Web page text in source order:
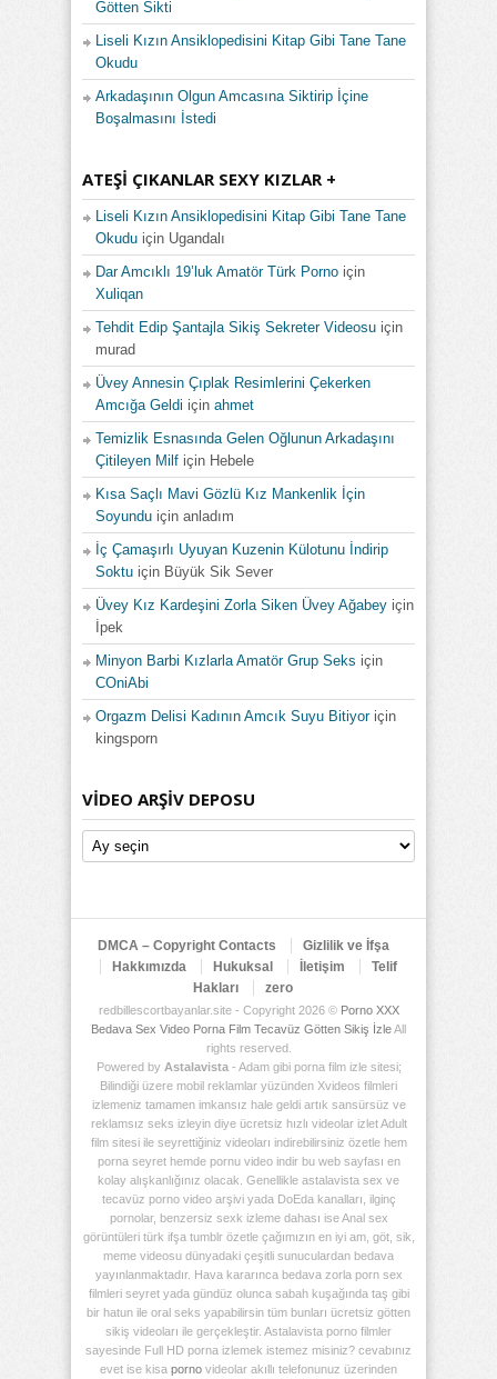
Götten Sikti
Liseli Kızın Ansiklopedisini Kitap Gibi Tane Tane
Okudu
Arkadaşının Olgun Amcasına Siktirip İçine
Boşalmasını İstedi
ATEŞI ÇIKANLAR SEXY KIZLAR +
Liseli Kızın Ansiklopedisini Kitap Gibi Tane Tane
Okudu için Ugandalı
Dar Amcıklı 19’luk Amatör Türk Porno için
Xuliqan
Tehdit Edip Şantajla Sikiş Sekreter Videosu için
murad
Üvey Annesin Çıplak Resimlerini Çekerken
Amcığa Geldi için ahmet
Temizlik Esnasında Gelen Oğlunun Arkadaşını
Çitileyen Milf için Hebele
Kısa Saçlı Mavi Gözlü Kız Mankenlik İçin
Soyundu için anladım
İç Çamaşırlı Uyuyan Kuzenin Külotunu İndirip
Soktu için Büyük Sik Sever
Üvey Kız Kardeşini Zorla Siken Üvey Ağabey için
İpek
Minyon Barbi Kızlarla Amatör Grup Seks için
COniAbi
Orgazm Delisi Kadının Amcık Suyu Bitiyoriçin
kingsporn
VIDEO ARŞIV DEPOSU
Video
Arşiv
DMCA – Copyright Contacts
Gizlilik ve İfşa
Hakkımızda
Hukuksal İletişim
Telif
Hakları
zero
redbillescortbayanlar.site - Copyright 2026 © Porno XXX
Bedava Sex Video Porna Film Tecavüz Götten Sikiş İzleAll
rights reserved.
Powered by Astalavista- Adam gibi porna film izle sitesi;
Bilindiği üzere mobil reklamlar yüzünden Xvideos filmleri
izlemeniz tamamen imkansız hale geldi artık sansürsüz ve
reklamsız seks izleyin diye ücretsiz hızlı videolar izlet Adult
film sitesi ile seyrettiğiniz videoları indirebilirsiniz özetle hem
porna seyret hemde pornu video indir bu web sayfası en
kolay alışkanlığınız olacak. Genellikle astalavista sex ve
tecavüz porno video arşivi yada DoEda kanalları, ilginç
pornolar, benzersiz sexk izleme dahası ise Anal sex
görüntüleri türk ifşa tumblr özetle çağımızın en iyi am, göt, sik,
meme videosu dünyadaki çeşitli sunuculardan bedava
yayınlanmaktadır. Hava kararınca bedava zorla porn sex
filmleri seyret yada gündüz olunca sabah kuşağında taş gibi
bir hatun ile oral seks yapabilirsin tüm bunları ücretsiz götten
sikiş videoları ile gerçekleştir. Astalavista porno filmler
sayesinde Full HD porna izlemek istemez misiniz? cevabınız
evet ise kisa porno videolar akıllı telefonunuz üzerinden